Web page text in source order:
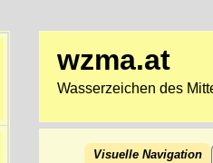
wzma.at
Wasserzeichen des
Visuelle Navigation